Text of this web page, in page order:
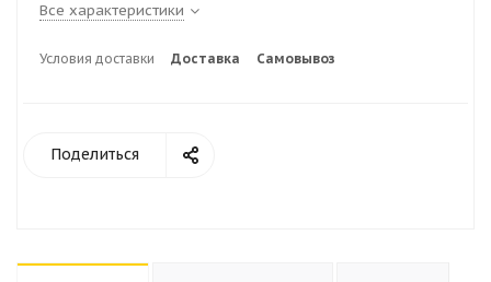
Все характеристики
Условия доставки Доставка Самовывоз
Поделиться